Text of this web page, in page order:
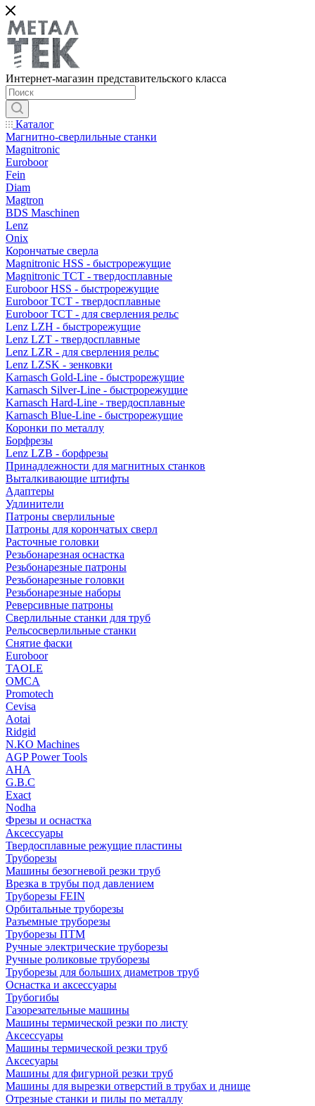
Интернет-магазин представительского класса
Каталог
Магнитно-сверлильные станки
Magnitronic
Euroboor
Fein
Diam
Magtron
BDS Maschinen
Lenz
Onix
Корончатые сверла
Magnitronic HSS - быстрорежущие
Magnitronic TCT - твердосплавные
Euroboor HSS - быстрорежущие
Euroboor TCT - твердосплавные
Euroboor TCT - для сверления рельс
Lenz LZH - быстрорежущие
Lenz LZT - твердосплавные
Lenz LZR - для сверления рельс
Lenz LZSK - зенковки
Karnasch Gold-Line - быстрорежущие
Karnasch Silver-Line - быстрорежущие
Karnasch Hard-Line - твердосплавные
Karnasch Blue-Line - быстрорежущие
Коронки по металлу
Борфрезы
Lenz LZB - борфрезы
Принадлежности для магнитных станков
Выталкивающие штифты
Адаптеры
Удлинители
Патроны сверлильные
Патроны для корончатых сверл
Расточные головки
Резьбонарезная оснастка
Резьбонарезные патроны
Резьбонарезные головки
Резьбонарезные наборы
Реверсивные патроны
Сверлильные станки для труб
Рельсосверлильные станки
Снятие фаски
Euroboor
TAOLE
OMCA
Promotech
Cevisa
Aotai
Ridgid
N.KO Machines
AGP Power Tools
AHA
G.B.C
Exact
Nodha
Фрезы и оснастка
Аксессуары
Твердосплавные режущие пластины
Труборезы
Машины безогневой резки труб
Врезка в трубы под давлением
Труборезы FEIN
Орбитальные труборезы
Разъемные труборезы
Труборезы ПТМ
Ручные электрические труборезы
Ручные роликовые труборезы
Труборезы для больших диаметров труб
Оснастка и аксессуары
Трубогибы
Газорезательные машины
Машины термической резки по листу
Аксессуары
Машины термической резки труб
Аксесуары
Машины для фигурной резки труб
Машины для вырезки отверстий в трубах и днище
Отрезные станки и пилы по металлу